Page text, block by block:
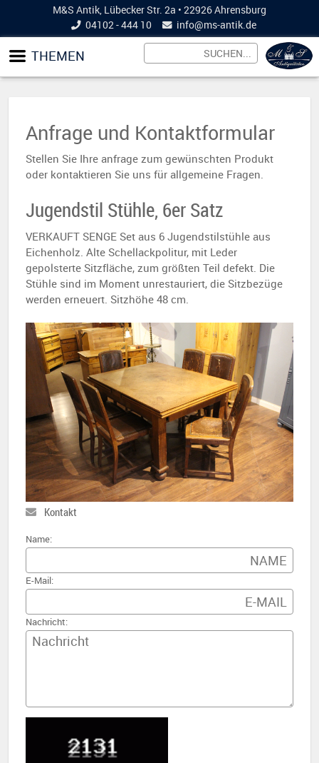
M&S Antik, Lübecker Str. 2a • 22926 Ahrensburg
04102 - 444 10
info@ms-antik.de
THEMEN
Anfrage und Kontaktformular
Stellen Sie Ihre anfrage zum gewünschten Produkt
oder kontaktieren Sie uns für allgemeine Fragen.
Jugendstil Stühle, 6er Satz
VERKAUFT SENGE Set aus 6 Jugendstilstühle aus
Eichenholz. Alte Schellackpolitur, mit Leder
gepolsterte Sitzfläche, zum größten Teil defekt. Die
Stühle sind im Moment unrestauriert, die Sitzbezüge
werden erneuert. Sitzhöhe 48 cm.
Kontakt
Name:
E-Mail:
Nachricht: